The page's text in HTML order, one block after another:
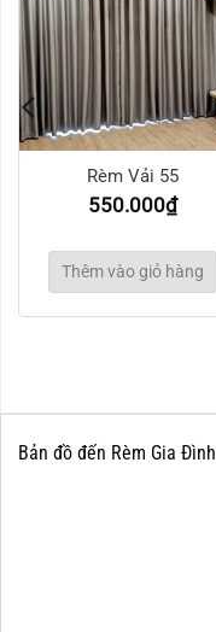
Rèm Vải 55
550.000₫
Thêm vào giỏ hàng
Bản đồ đến Rèm Gia Đình